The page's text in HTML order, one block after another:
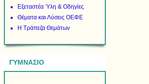
Εξεταστέα Ύλη & Οδηγίες
Θέματα και Λύσεις ΟΕΦΕ
Η Τράπεζα Θεμάτων
ΓΥΜΝΑΣΙΟ